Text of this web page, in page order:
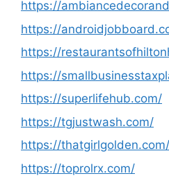
https://
https://
https://
https://
https://superlifehub.com/
https://tgjustwash.com/
https://thatgirlgolden.com/
https://toprolrx.com/